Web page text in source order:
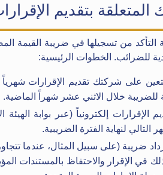
من تسجيلها في ضريبة القيمة
للضرائب. الخطوات الرئيسية:
على شركتك تقديم الإقرارات
للضريبة خلال الاثني عشر شهراً الماضية.
إلكترونياً (عبر بوابة الهيئة
لنهاية الفترة الضريبية.
ضريبة (على سبيل المثال، عندما
في الإقرار والاحتفاظ بالمستندات